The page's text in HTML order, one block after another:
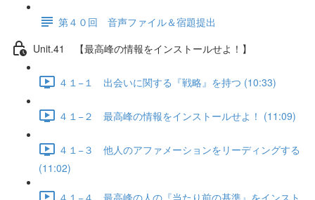
第４０回 音声ファイル＆宿題提出
Unit.41 【最高峰の情報をインストールせよ！】
４１−１ 出会いに関する『戦略』を持つ (10:33)
４１−２ 最高峰の情報をインストールせよ！ (11:09)
４１−３ 他人のアファメーションをリーディングする
(11:02)
４１−４ 最高峰の人の『当たり前の基準』をインスト